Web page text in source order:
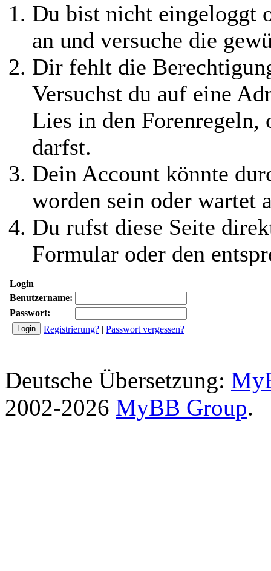
Du bist nicht eingeloggt
an und versuche die
Dir fehlt die
Versuchst du auf eine
Lies in den Forenregeln,
darfst.
Dein Account könnte
worden sein oder wartet
Du rufst diese Seite
Formular oder den
Login
Benutzername:
Passwort:
Registrierung? | Passwort vergessen?
Deutsche Übersetzung:
2002-2026 MyBB Group.